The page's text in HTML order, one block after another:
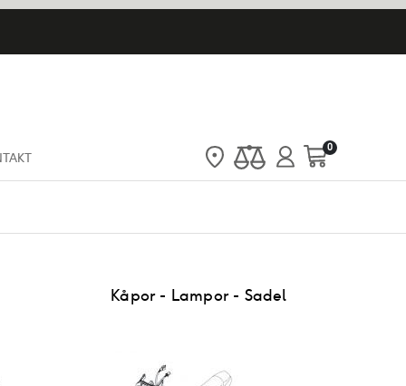
Cart
0artiklar
Kåpor - Lampor - Sadel